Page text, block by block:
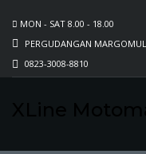
MON - SAT 8.00 - 18.00
PERGUDANGAN
0823-3008-8810